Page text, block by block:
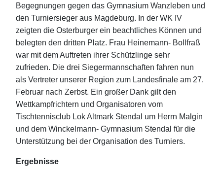
Begegnungen gegen das Gymnasium Wanzleben und
den Turniersieger aus Magdeburg. In der WK IV
zeigten die Osterburger ein beachtliches Können und
belegten den dritten Platz. Frau Heinemann- Bollfraß
war mit dem Auftreten ihrer Schützlinge sehr
zufrieden. Die drei Siegermannschaften fahren nun
als Vertreter unserer Region zum Landesfinale am 27.
Februar nach Zerbst. Ein großer Dank gilt den
Wettkampfrichtern und Organisatoren vom
Tischtennisclub Lok Altmark Stendal um Herrn Malgin
und dem Winckelmann- Gymnasium Stendal für die
Unterstützung bei der Organisation des Turniers.
Ergebnisse